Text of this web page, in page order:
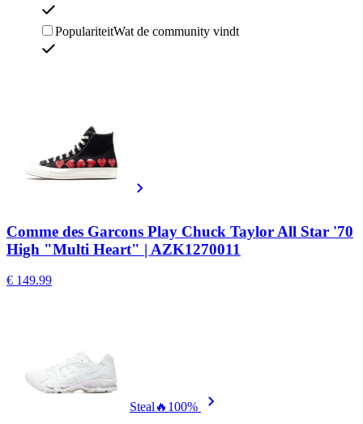
PopulariteitWat de community vindt
Comme des Garcons Play Chuck Taylor All Star '70
High "Multi Heart" | AZK1270011
€ 149.99
Steal 🔥 100%